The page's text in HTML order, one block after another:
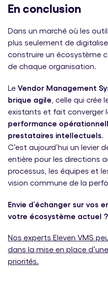
En conclusion
Dans un marché où les
plus seulement de
construire un écosystème
de chaque organisation.
Le Vendor Management
brique agile , celle qui crée
existants et fait converger
performance
prestataires intellectuels.
C’est aujourd’hui un
entière pour les directions
processus, les équipes et
vision commune de la
Envie d’échanger sur vos
votre écosystème actuel ?
Nos experts Eleven VMS
dans la mise en place
priorités.